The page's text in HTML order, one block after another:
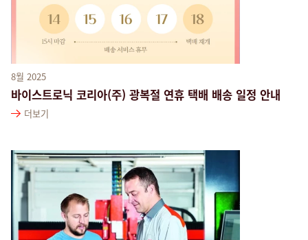
8월 2025
바이스트로닉 코리아(주) 광복절 연휴 택배 배송 일정 안내
더보기